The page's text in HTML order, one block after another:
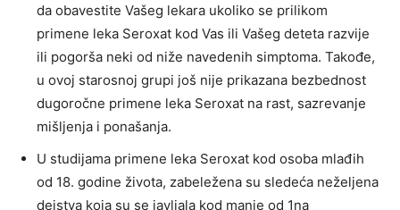
da obavestite Vašeg lekara ukoliko se prilikom
primene leka Seroxat kod Vas ili Vašeg deteta razvije
ili pogorša neki od niže navedenih simptoma. Takođe,
u ovoj starosnoj grupi još nije prikazana bezbednost
dugoročne primene leka Seroxat na rast, sazrevanje
mišljenja i ponašanja.
U studijama primene leka Seroxat kod osoba mlađih
od 18. godine života, zabeležena su sledeća neželjena
dejstva koja su se javljala kod manje od 1na